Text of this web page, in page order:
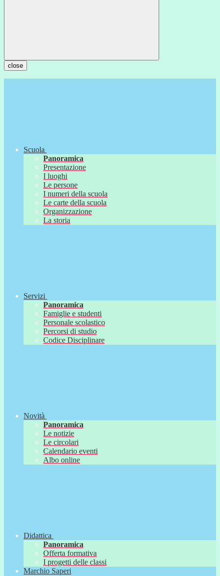
close
Scuola
Panoramica
Presentazione
I luoghi
Le persone
I numeri della scuola
Le carte della scuola
Organizzazione
La storia
Servizi
Panoramica
Famiglie e studenti
Personale scolastico
Percorsi di studio
Codice Disciplinare
Novità
Panoramica
Le notizie
Le circolari
Calendario eventi
Albo online
Didattica
Panoramica
Offerta formativa
I progetti delle classi
Marchio Saperi